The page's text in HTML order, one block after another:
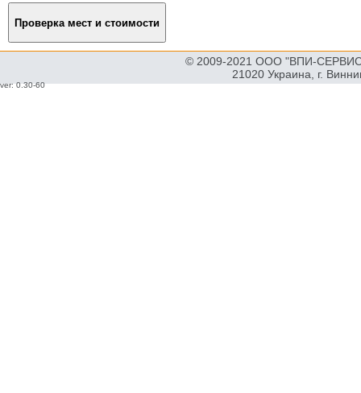
© 2009-2021 ООО "ВПИ-
21020 Украина, г.
ver: 0.30-60